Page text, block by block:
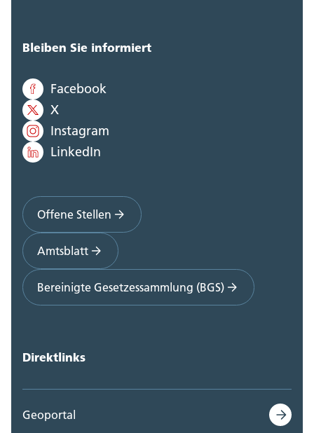
Bleiben Sie informiert
Facebook
X
Instagram
LinkedIn
Offene Stellen
Amtsblatt
Bereinigte Gesetzessammlung (BGS)
Direktlinks
Geoportal